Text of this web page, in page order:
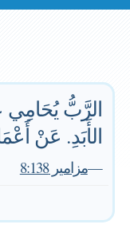
الرَّبُّ يُحَامِي
الأَبَدِ. عَنْ
—مزامير 8:138